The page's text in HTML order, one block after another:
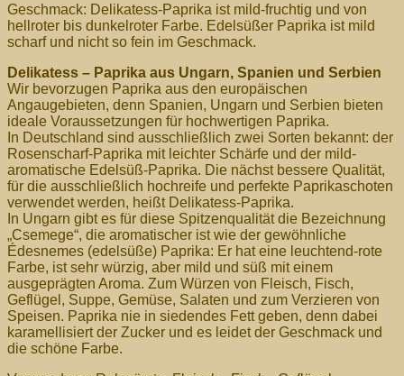
Geschmack: Delikatess-Paprika ist mild-fruchtig und von
hellroter bis dunkelroter Farbe. Edelsüßer Paprika ist mild
scharf und nicht so fein im Geschmack.
Delikatess – Paprika aus Ungarn, Spanien und Serbien
Wir bevorzugen Paprika aus den europäischen
Angaugebieten, denn Spanien, Ungarn und Serbien bieten
ideale Voraussetzungen für hochwertigen Paprika.
In Deutschland sind ausschließlich zwei Sorten bekannt: der
Rosenscharf-Paprika mit leichter Schärfe und der mild-
aromatische Edelsüß-Paprika. Die nächst bessere Qualität,
für die ausschließlich hochreife und perfekte Paprikaschoten
verwendet werden, heißt Delikatess-Paprika.
In Ungarn gibt es für diese Spitzenqualität die Bezeichnung
„Csemege“, die aromatischer ist wie der gewöhnliche
Édesnemes (edelsüße) Paprika: Er hat eine leuchtend-rote
Farbe, ist sehr würzig, aber mild und süß mit einem
ausgeprägten Aroma. Zum Würzen von Fleisch, Fisch,
Geflügel, Suppe, Gemüse, Salaten und zum Verzieren von
Speisen. Paprika nie in siedendes Fett geben, denn dabei
karamellisiert der Zucker und es leidet der Geschmack und
die schöne Farbe.